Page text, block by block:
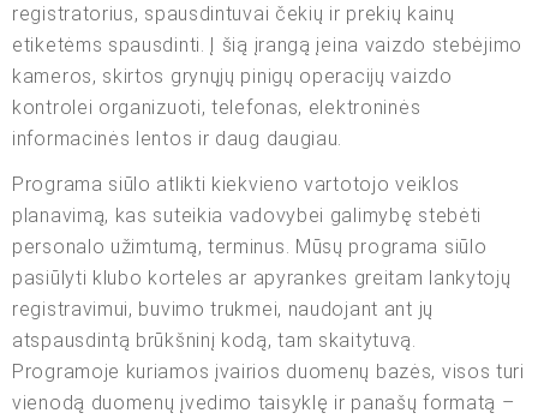
registratorius, spausdintuvai čekių ir prekių kainų
etiketėms spausdinti. Į šią įrangą įeina vaizdo stebėjimo
kameros, skirtos grynųjų pinigų operacijų vaizdo
kontrolei organizuoti, telefonas, elektroninės
informacinės lentos ir daug daugiau.
Programa siūlo atlikti kiekvieno vartotojo veiklos
planavimą, kas suteikia vadovybei galimybę stebėti
personalo užimtumą, terminus. Mūsų programa siūlo
pasiūlyti klubo korteles ar apyrankes greitam lankytojų
registravimui, buvimo trukmei, naudojant ant jų
atspausdintą brūkšninį kodą, tam skaitytuvą.
Programoje kuriamos įvairios duomenų bazės, visos turi
vienodą duomenų įvedimo taisyklę ir panašų formatą –